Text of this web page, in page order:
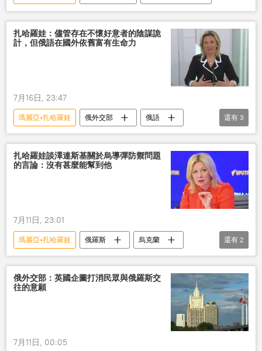
扎哈羅娃：儘管存在不懷好意者的陰謀詭
計，但俄語在國外依舊富有生命力
7月16日, 23:47
瑪麗亞•扎哈羅娃 俄外交部
俄語
國際
文學 競賽
還有 3
扎哈羅娃談澤連斯基關於烏導彈防禦問題
的言論：沒有甚麼能幫到他
7月11日, 23:01
瑪麗亞•扎哈羅娃 俄羅斯
烏克蘭
澤連斯基
導彈防禦系統
還有 2
俄外交部：英國企圖打消民眾與俄羅斯交
往的意願
7月11日, 00:05